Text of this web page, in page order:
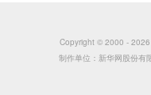
Copyright © 2000 -
制作单位：新华网股份